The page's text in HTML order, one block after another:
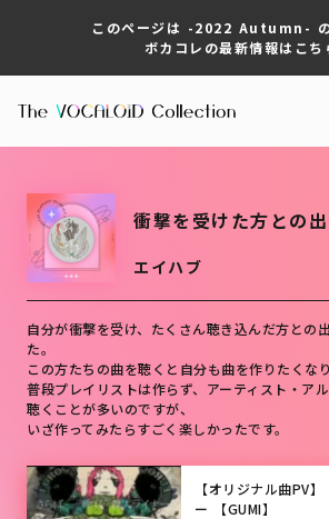
このページは -2022 Autumn- の
ボカコレの最新情報はこち
衝撃を受けた方との
エイハブ
自分が衝撃を受け、たくさん聴き込んだ方との
た。
この方たちの曲を聴くと自分も曲を作りたくなり
普段プレイリストは作らず、アーティスト・ア
聴くことが多いのですが、
いざ作ってみたらすごく楽しかったです。
【オリジナル曲PV
ー 【GUMI】